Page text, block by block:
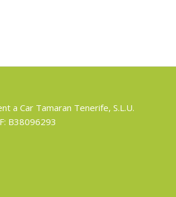
a Car Tamaran Tenerife, S.L.U.
B38096293